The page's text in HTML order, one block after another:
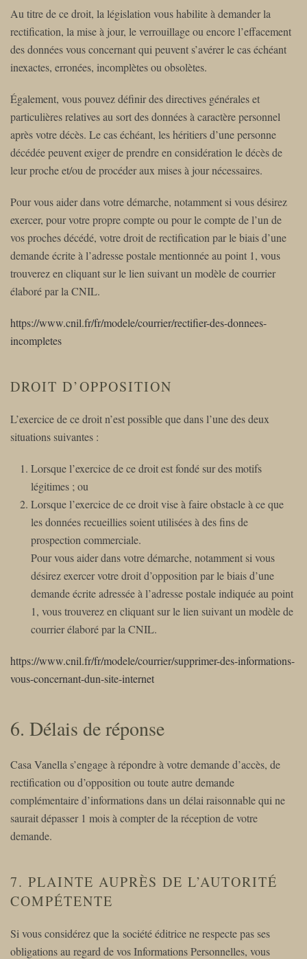
Au titre de ce droit, la législation vous habilite à demander la
rectification, la mise à jour, le verrouillage ou encore l’effacement
des données vous concernant qui peuvent s’avérer le cas échéant
inexactes, erronées, incomplètes ou obsolètes.
Également, vous pouvez définir des directives générales et
particulières relatives au sort des données à caractère personnel
après votre décès. Le cas échéant, les héritiers d’une personne
décédée peuvent exiger de prendre en considération le décès de
leur proche et/ou de procéder aux mises à jour nécessaires.
Pour vous aider dans votre démarche, notamment si vous désirez
exercer, pour votre propre compte ou pour le compte de l’un de
vos proches décédé, votre droit de rectification par le biais d’une
demande écrite à l’adresse postale mentionnée au point 1, vous
trouverez en cliquant sur le lien suivant un modèle de courrier
élaboré par la CNIL.
https://www.cnil.fr/fr/modele/courrier/rectifier-des-donnees-
incompletes
DROIT D’OPPOSITION
L’exercice de ce droit n’est possible que dans l’une des deux
situations suivantes :
Lorsque l’exercice de ce droit est fondé sur des motifs
légitimes ; ou
Lorsque l’exercice de ce droit vise à faire obstacle à ce que
les données recueillies soient utilisées à des fins de
prospection commerciale.
Pour vous aider dans votre démarche, notamment si vous
désirez exercer votre droit d’opposition par le biais d’une
demande écrite adressée à l’adresse postale indiquée au point
1, vous trouverez en cliquant sur le lien suivant un modèle de
courrier élaboré par la CNIL.
https://www.cnil.fr/fr/modele/courrier/supprimer-des-informations-
vous-concernant-dun-site-internet
6. Délais de réponse
Casa Vanella s’engage à répondre à votre demande d’accès, de
rectification ou d’opposition ou toute autre demande
complémentaire d’informations dans un délai raisonnable qui ne
saurait dépasser 1 mois à compter de la réception de votre
demande.
7. PLAINTE AUPRÈS DE L’AUTORITÉ
COMPÉTENTE
Si vous considérez que la société éditrice ne respecte pas ses
obligations au regard de vos Informations Personnelles, vous